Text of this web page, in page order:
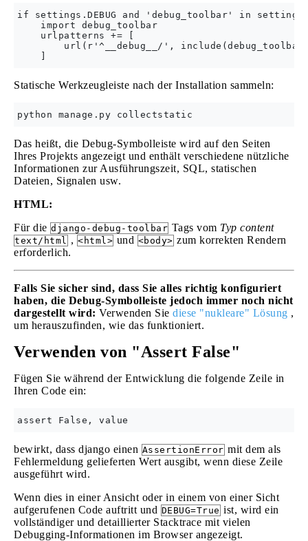
if settings.DEBUG and 'debug_toolbar' in
    import debug_toolbar
    urlpatterns += [
url(r'^__debug__/',
Statische Werkzeugleiste nach der Installation sammeln:
Das heißt, die Debug-Symbolleiste wird auf den Seiten
Ihres Projekts angezeigt und enthält verschiedene nützliche
Informationen zur Ausführungszeit, SQL, statischen
Dateien, Signalen usw.
HTML:
Für die django-debug-toolbar Tags vom Typ content
text/html , <html> und <body> zum korrekten Rendern
erforderlich.
Falls Sie sicher sind, dass Sie alles richtig konfiguriert
haben, die Debug-Symbolleiste jedoch immer noch nicht
dargestellt wird: Verwenden Sie diese "nukleare" Lösung ,
um herauszufinden, wie das funktioniert.
Verwenden von "Assert False"
Fügen Sie während der Entwicklung die folgende Zeile in
Ihren Code ein:
bewirkt, dass django einen AssertionError mit dem als
Fehlermeldung gelieferten Wert ausgibt, wenn diese Zeile
ausgeführt wird.
Wenn dies in einer Ansicht oder in einem von einer Sicht
aufgerufenen Code auftritt und DEBUG=True ist, wird ein
vollständiger und detaillierter Stacktrace mit vielen
Debugging-Informationen im Browser angezeigt.